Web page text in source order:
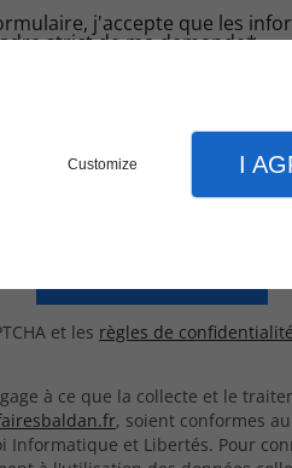
Customize I
j'accepte que les
strict de ma demande*
Envoyer
et les règles de confidentialité
à ce que la collecte et le
, soient conformes
Informatique et Libertés. Pour